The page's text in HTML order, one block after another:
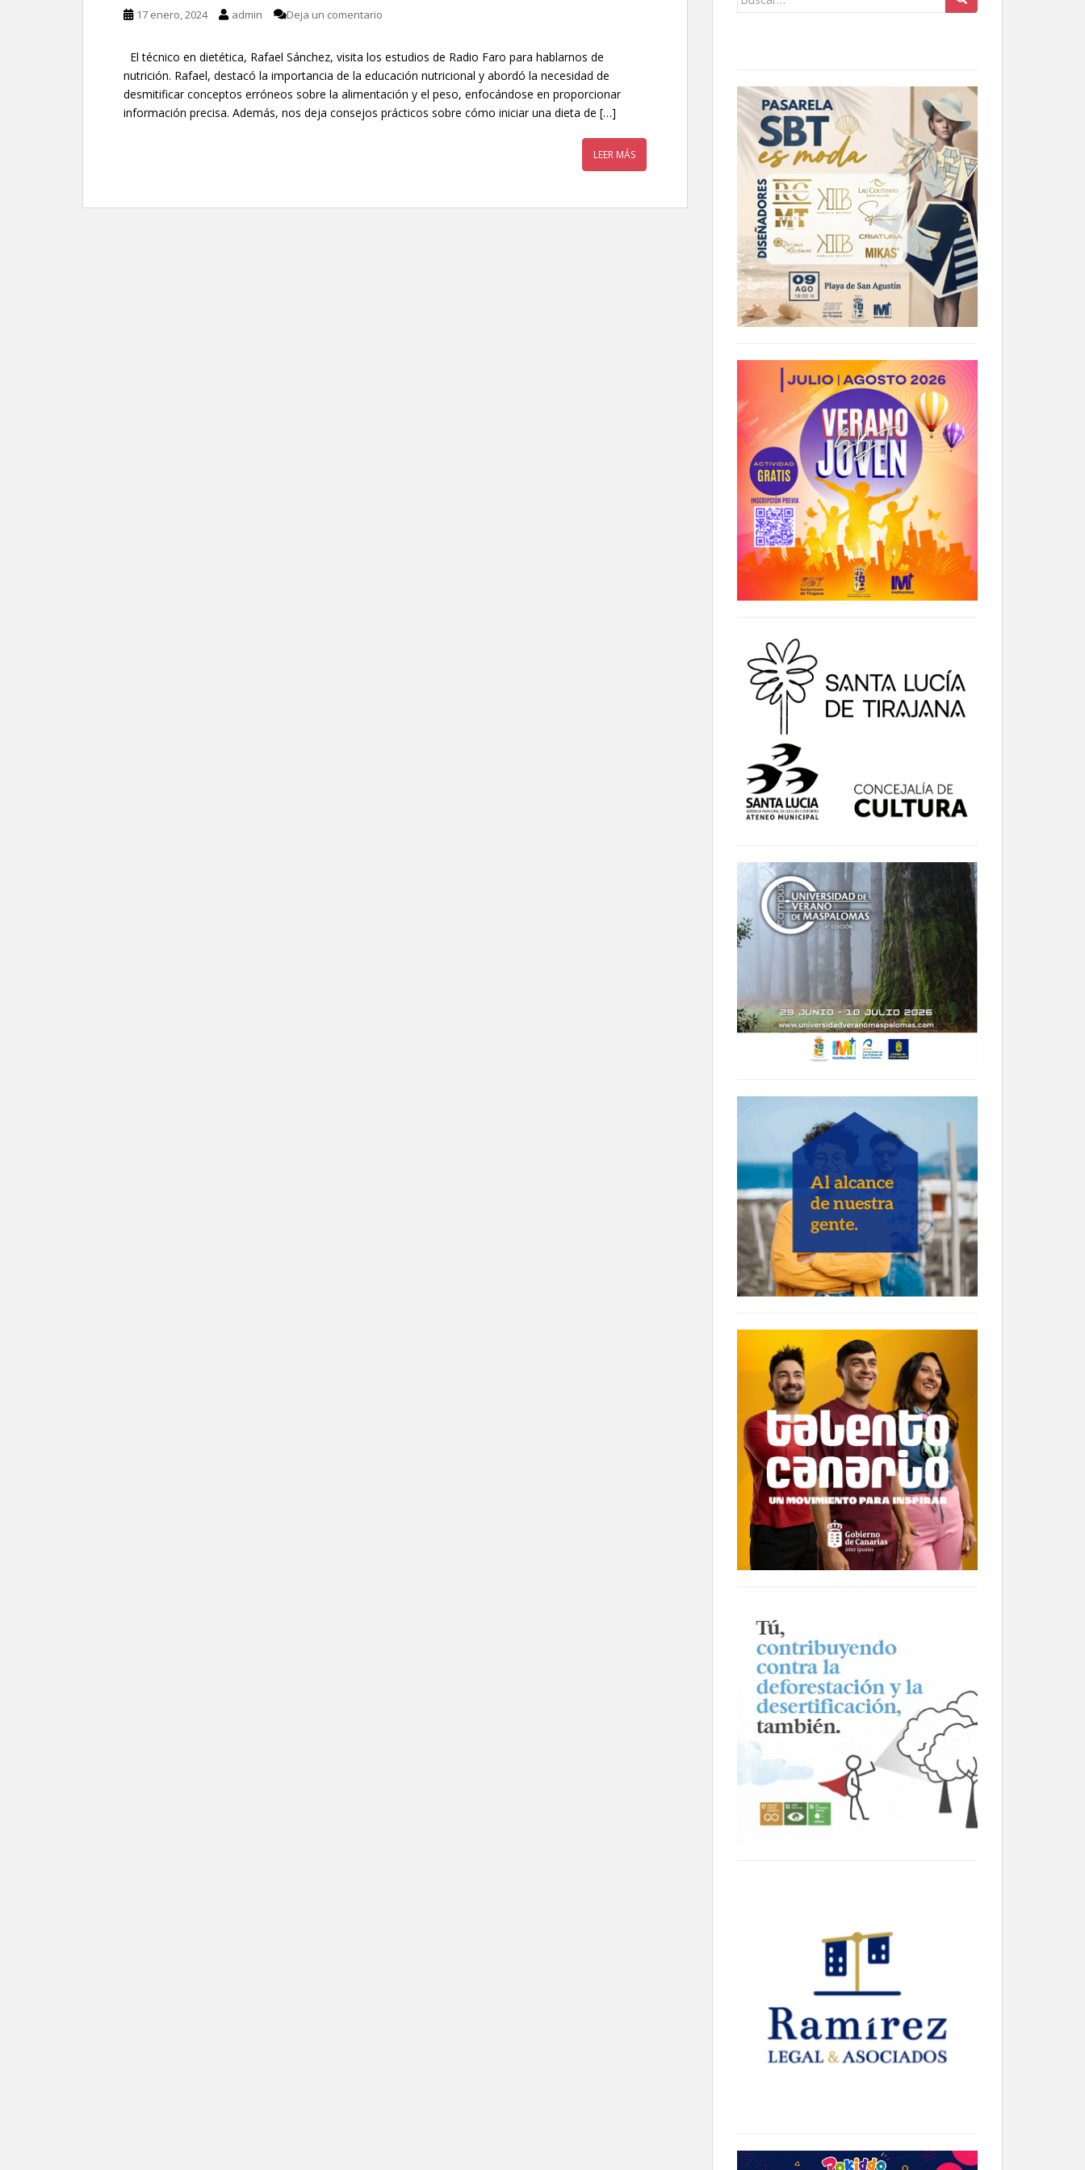
17 enero, 2024 admin Deja un comentario
El técnico en dietética, Rafael Sánchez, visita los estudios de Radio Faro para hablarnos de
nutrición. Rafael, destacó la importancia de la educación nutricional y abordó la necesidad de
desmitificar conceptos erróneos sobre la alimentación y el peso, enfocándose en proporcionar
información precisa. Además, nos deja consejos prácticos sobre cómo iniciar una dieta de […]
LEER MÁS